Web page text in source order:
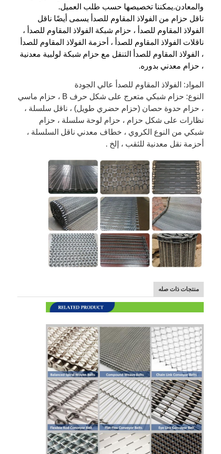
والمعادن.يمكننا تخصيصها حسب طلب العميل.
ناقل حزام من الفولاذ المقاوم للصدأ يسمى أيضًا ناقل
الفولاذ المقاوم للصدأ ، حزام شبكة الفولاذ المقاوم للصدأ ،
ناقلات الفولاذ المقاوم للصدأ ، أحزمة الفولاذ المقاوم للصدأ
، الفولاذ المقاوم للصدأ التنقل مع حزام شبكة لولبية معدنية
، حزام معدني بدوره.
المواد: الفولاذ المقاوم للصدأ عالي الجودة
النوع: حزام شبكي متعرج على شكل حرف B ، حزام ماسي
، حزام حدوة حصان (حزام حضري طويل) ، ناقل سلسلة ،
نظارات على شكل حزام ، حزام لوحة سلسلة ، حزام
شبكي من النوع الكروي ، خطاف معدني ناقل السلسلة ،
أحزمة نقل معدنية للثقب ، إلخ .
منتجات ذات صله